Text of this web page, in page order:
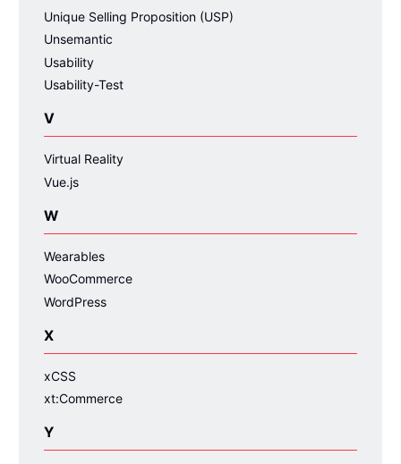
Unique Selling Proposition (USP)
Unsemantic
Usability
Usability-Test
V
Virtual Reality
Vue.js
W
Wearables
WooCommerce
WordPress
X
xCSS
xt:Commerce
Y